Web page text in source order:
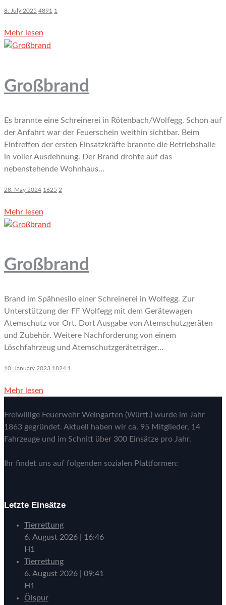
8. July 2025 4891 1
Mehr lesen
Großbrand
Es brannte eine Schreinerei in Rötenbach/Wolfegg. Schon auf
der Anfahrt war der Feuerschein weithin sichtbar. Beim
Eintreffen der ersten Einsatzkräfte brannte die Betriebshalle
in voller Ausdehnung. Der Brand drohte auf das
nebenstehende Wohnhaus...
28. May 2024 1625 2
Mehr lesen
Großbrand
Brand im Spähnesilo einer Schreinerei in Wolfegg. Zur
Unterstützung der FF Wolfegg mit dem Gerätewagen
Atemschutz vor Ort. Dort Ausgabe von Atemschutzgeräten
und Zubehör. Weitere Nachforderung von einem
Löschfahrzeug und Atemschutzgeräteträger...
10. January 2023 1824 1
Mehr lesen
Freiwillige Feuerwehr Weingarten (Württ.) wurde im Jahr
1863 gegründet. Aktuell haben wir ca. 95 Mitglieder, 14
Fahrzeuge und im Schnitt über 300 Einsätze pro Jahr.
Ihr findet uns auf folgenden sozialen Plattformen:
Letzte Einsätze
Tierrettung
6. August 2026
16:46
H1
Tierrettung
6. August 2026
09:41
H1
Ölspur